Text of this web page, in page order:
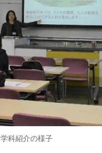
学科紹介の様子